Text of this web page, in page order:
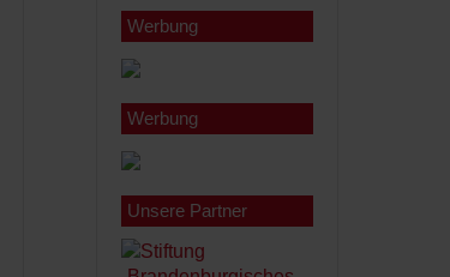
Werbung
Werbung
Unsere Partner